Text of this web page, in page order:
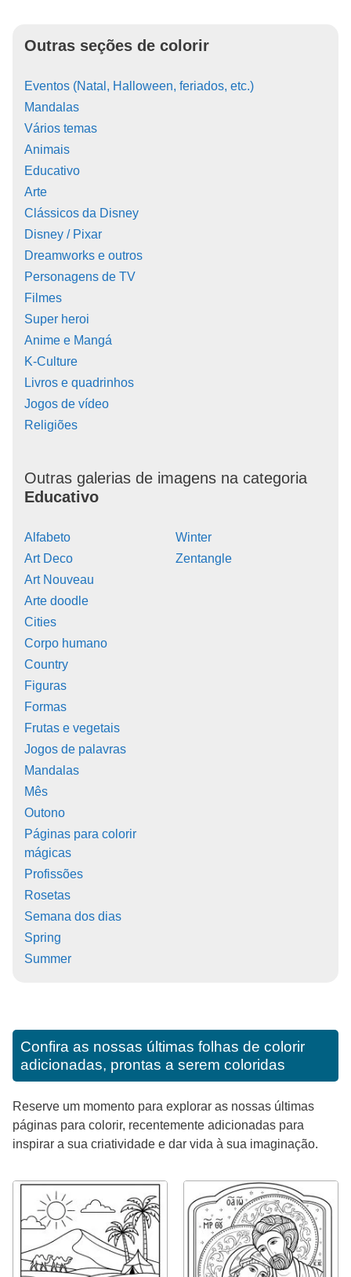
Outras seções de colorir
Eventos (Natal, Halloween, feriados, etc.)
Mandalas
Vários temas
Animais
Educativo
Arte
Clássicos da Disney
Disney / Pixar
Dreamworks e outros
Personagens de TV
Filmes
Super heroi
Anime e Mangá
K-Culture
Livros e quadrinhos
Jogos de vídeo
Religiões
Outras galerias de imagens na categoria
Educativo
Alfabeto
Art Deco
Art Nouveau
Arte doodle
Cities
Corpo humano
Country
Figuras
Formas
Frutas e vegetais
Jogos de palavras
Mandalas
Mês
Outono
Páginas para colorir
mágicas
Profissões
Rosetas
Semana dos dias
Spring
Summer
Winter
Zentangle
Confira as nossas últimas folhas de colorir
adicionadas, prontas a serem coloridas
Reserve um momento para explorar as nossas últimas
páginas para colorir, recentemente adicionadas para
inspirar a sua criatividade e dar vida à sua imaginação.